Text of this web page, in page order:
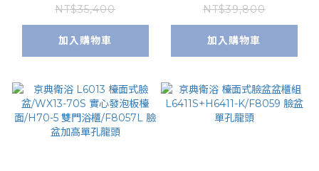
面/H70-5 雙門浴
櫃/F9092L 臉盆加高
單孔龍頭
NT$35,400
加入購物車
面/H70-5 雙門浴
櫃/F8180L 臉盆加高
單孔龍頭
NT$39,800
加入購物車